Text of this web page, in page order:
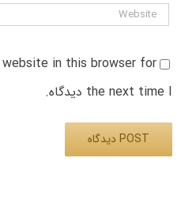
website in this browser for
the next time I دیدگاه.